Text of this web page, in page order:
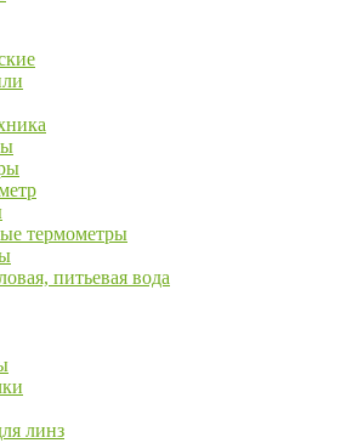
термометры
питьевая вода
линз